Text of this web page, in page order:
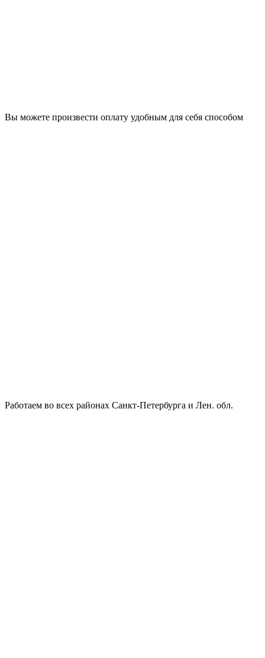
Вы можете произвести оплату удобным для себя способом
Работаем во всех районах Санкт-Петербурга и Лен. обл.